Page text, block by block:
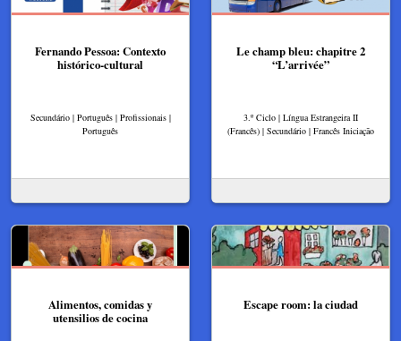
Fernando Pessoa: Contexto
histórico-cultural
Secundário | Português | Profissionais |
Português
Le champ bleu: chapitre 2
“L’arrivée”
3.º Ciclo | Língua Estrangeira II
(Francês) | Secundário | Francês Iniciação
Alimentos, comidas y
utensilios de cocina
Escape room: la ciudad